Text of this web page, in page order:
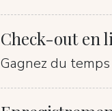
Check-out en
Gagnez du